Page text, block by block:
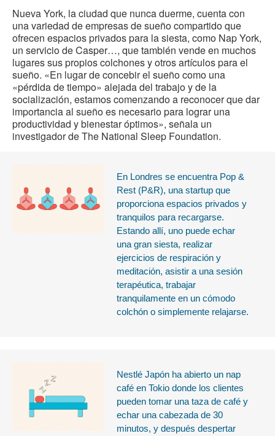
Nueva York, la ciudad que nunca duerme, cuenta con
una variedad de empresas de sueño compartido que
ofrecen espacios privados para la siesta, como Nap York,
un servicio de Casper…, que también vende en muchos
lugares sus propios colchones y otros artículos para el
sueño. «En lugar de concebir el sueño como una
«pérdida de tiempo» alejada del trabajo y de la
socialización, estamos comenzando a reconocer que dar
importancia al sueño es necesario para lograr una
productividad y bienestar óptimos», señala un
investigador de The National Sleep Foundation.
En Londres se encuentra Pop &
Rest (P&R), una startup que
proporciona espacios privados y
tranquilos para recargarse.
Estando allí, uno puede echar
una gran siesta, realizar
ejercicios de respiración y
meditación, asistir a una sesión
terapéutica, trabajar
tranquilamente en un cómodo
colchón o simplemente relajarse.
Nestlé Japón ha abierto un nap
café en Tokio donde los clientes
pueden tomar una taza de café y
echar una cabezada de 30
minutos, y después despertar